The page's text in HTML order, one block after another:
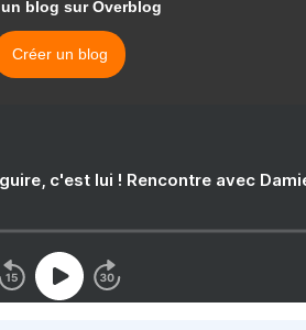
un blog sur Overblog
Créer un blog
c'est lui ! Rencontre avec